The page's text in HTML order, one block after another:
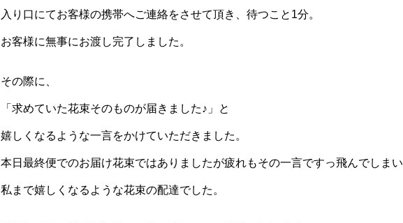
入り口にてお客様の携帯へご連絡をさせて頂き、待つこと1分。
お客様に無事にお渡し完了しました。
その際に、
「求めていた花束そのものが届きました♪」と
嬉しくなるような一言をかけていただきました。
本日最終便でのお届け花束ではありましたが疲れもその一言ですっ飛んでしまい
私まで嬉しくなるような花束の配達でした。